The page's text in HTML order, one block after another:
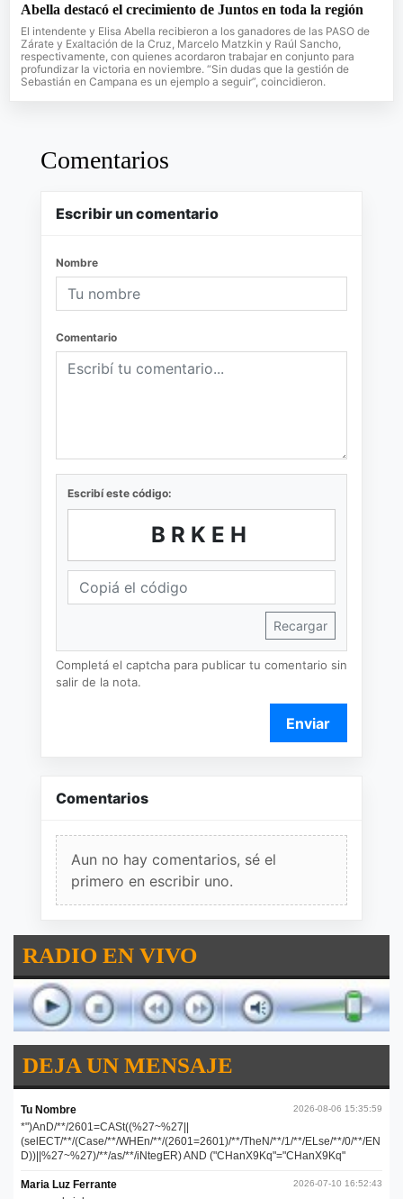
Abella destacó el crecimiento de Juntos en toda la región
El intendente y Elisa Abella recibieron a los ganadores de las PASO de
Zárate y Exaltación de la Cruz, Marcelo Matzkin y Raúl Sancho,
respectivamente, con quienes acordaron trabajar en conjunto para
profundizar la victoria en noviembre. “Sin dudas que la gestión de
Sebastián en Campana es un ejemplo a seguir”, coincidieron.
Comentarios
Escribir un comentario
Nombre
Comentario
Escribí este código:
BRKEH
Recargar
Completá el captcha para publicar tu comentario sin
salir de la nota.
Enviar
Comentarios
Aun no hay comentarios, sé el
primero en escribir uno.
RADIO EN VIVO
DEJA UN MENSAJE